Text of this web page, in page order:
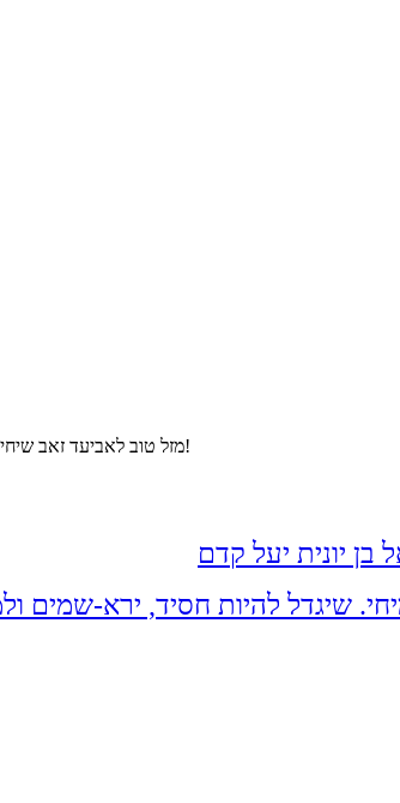
מזל טוב לאביעד זאב שיחי׳ בר-לוי ולקמה שתחי׳ גרונר לרגל בואם בקשרי השידוכים בשעה טובה ומוצלחת!
יונית יעל קדם